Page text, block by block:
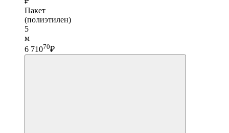
Пакет
(полиэтилен)
5
м
6 71070₽